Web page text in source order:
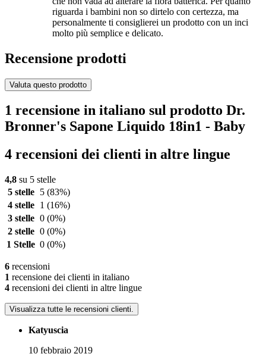
riguarda i bambini non so dirtelo con certezza, ma
personalmente ti consiglierei un prodotto con un inci
molto più semplice e delicato.
Recensione prodotti
Valuta questo prodotto
1 recensione in italiano sul prodotto Dr.
Bronner's Sapone Liquido 18in1 - Baby
4 recensioni dei clienti in altre lingue
4,8 su 5 stelle
5 stelle
5 (83%)
4 stelle
1 (16%)
3 stelle 0 (0%)
2 stelle 0 (0%)
1 Stelle 0 (0%)
6 recensioni
1 recensione dei clienti in italiano
4 recensioni dei clienti in altre lingue
Visualizza tutte le recensioni clienti.
Katyuscia
10 febbraio 2019